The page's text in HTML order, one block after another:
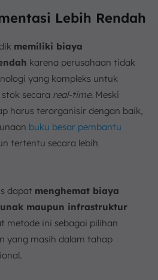
Lebih Rendah
memiliki biaya
karena perusahaan tidak
yang kompleks untuk
secara real-time. Meski
harus terorganisir dengan baik,
buku besar pembantu
tertentu secara lebih
dapat menghemat biaya
maupun infrastruktur
metode ini sebagai pilihan
yang masih dalam tahap